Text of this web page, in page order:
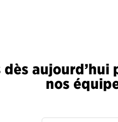
aujourd’hui
nos